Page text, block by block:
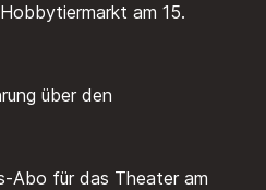
am 15.
über den
Abo für das Theater am